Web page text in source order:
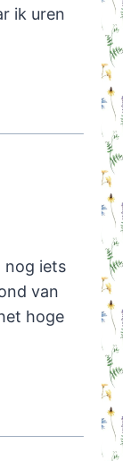
ik uren
nog iets
van
hoge